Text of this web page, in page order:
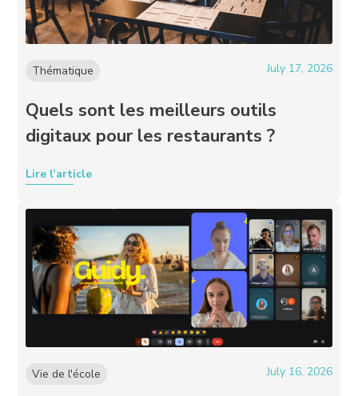
Thématique July 17, 2026
Quels sont les meilleurs outils
digitaux pour les restaurants ?
Lire l’article
Vie de l'école July 16, 2026